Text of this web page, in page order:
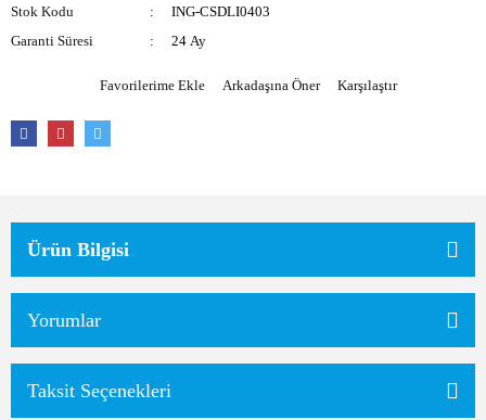
Stok Kodu
ING-CSDLI0403
Garanti Süresi
24 Ay
Arkadaşına Öner Karşılaştır
Ürün Bilgisi
Yorumlar
Taksit Seçenekleri